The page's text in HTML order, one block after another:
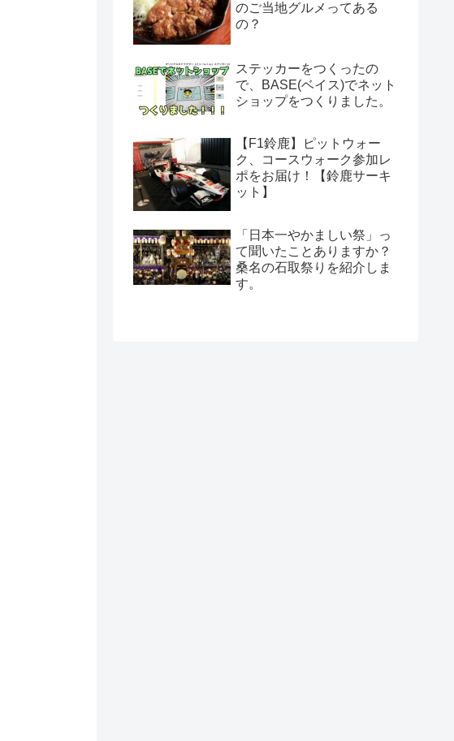
のご当地グルメってある
の？
ステッカーをつくったの
で、BASE(ベイス)でネット
ショップをつくりました。
【F1鈴鹿】ピットウォー
ク、コースウォーク参加レ
ポをお届け！【鈴鹿サーキ
ット】
「日本一やかましい祭」っ
て聞いたことありますか？
桑名の石取祭りを紹介しま
す。